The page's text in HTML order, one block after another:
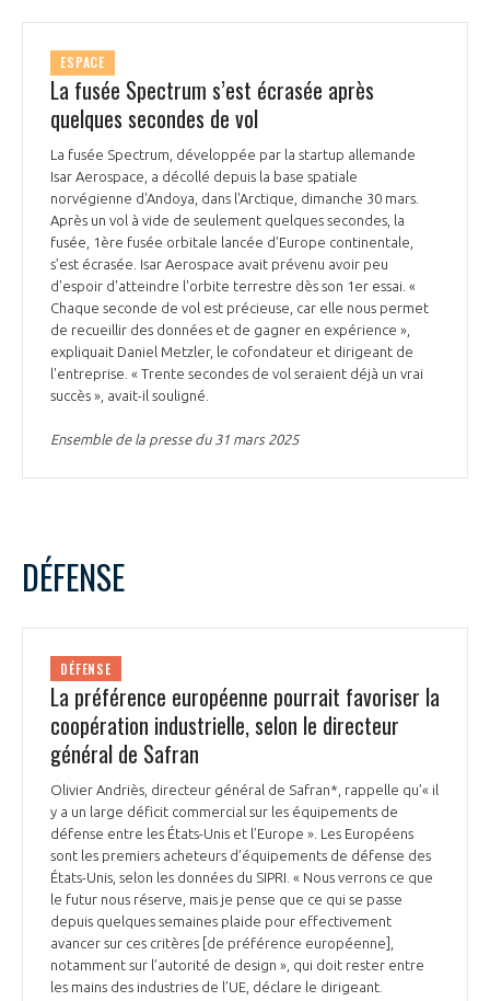
ESPACE
La fusée Spectrum s’est écrasée après
quelques secondes de vol
La fusée Spectrum, développée par la startup allemande
Isar Aerospace, a décollé depuis la base spatiale
norvégienne d'Andoya, dans l'Arctique, dimanche 30 mars.
Après un vol à vide de seulement quelques secondes, la
fusée, 1ère fusée orbitale lancée d’Europe continentale,
s’est écrasée. Isar Aerospace avait prévenu avoir peu
d'espoir d'atteindre l'orbite terrestre dès son 1er essai. «
Chaque seconde de vol est précieuse, car elle nous permet
de recueillir des données et de gagner en expérience »,
expliquait Daniel Metzler, le cofondateur et dirigeant de
l'entreprise. « Trente secondes de vol seraient déjà un vrai
succès », avait-il souligné.
Ensemble de la presse du 31 mars 2025
DÉFENSE
DÉFENSE
La préférence européenne pourrait favoriser la
coopération industrielle, selon le directeur
général de Safran
Olivier Andriès, directeur général de Safran*, rappelle qu’« il
y a un large déficit commercial sur les équipements de
défense entre les États-Unis et l’Europe ». Les Européens
sont les premiers acheteurs d’équipements de défense des
États-Unis, selon les données du SIPRI. « Nous verrons ce que
le futur nous réserve, mais je pense que ce qui se passe
depuis quelques semaines plaide pour effectivement
avancer sur ces critères [de préférence européenne],
notamment sur l’autorité de design », qui doit rester entre
les mains des industries de l’UE, déclare le dirigeant.